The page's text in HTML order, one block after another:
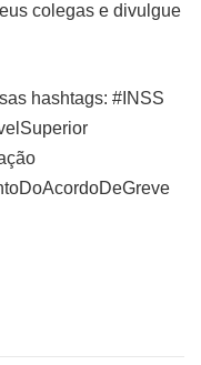
colegas e divulgue
hashtags: #INSS